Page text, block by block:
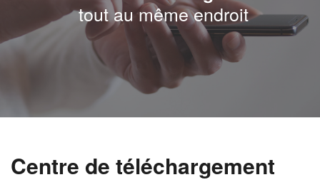
​​tout au même endroit
Centre de téléchargement